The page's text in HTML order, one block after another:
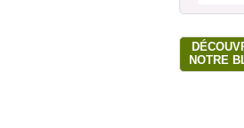
NOTRE